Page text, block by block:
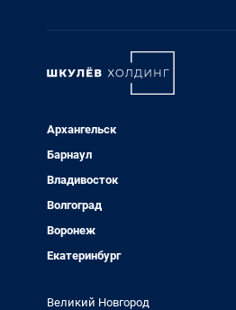
Архангельск
Барнаул
Владивосток
Волгоград
Воронеж
Екатеринбург
Великий Новгород